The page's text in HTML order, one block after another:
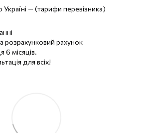
— (тарифи перевізника)
розрахунковий рахунок
6 місяців.
для всіх!